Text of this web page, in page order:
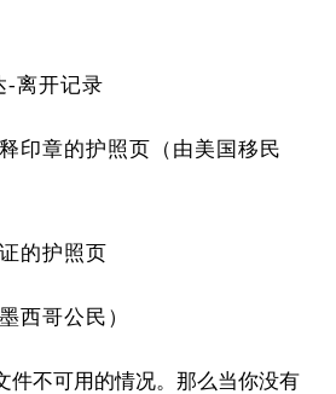
-离开记录
印章的护照页（由美国移民
的护照页
西哥公民）
件不可用的情况。那么当你没有